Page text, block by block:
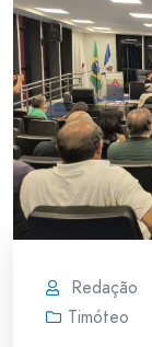
Redação
Timóteo